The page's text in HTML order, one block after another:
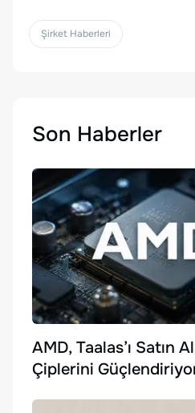
Şirket Haberleri
Son Haberler
AMD, Taalas’ı Satın
Çiplerini